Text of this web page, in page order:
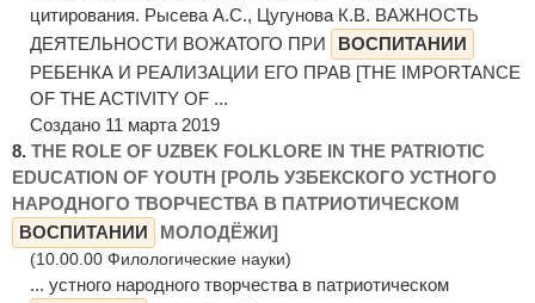
цитирования. Рысева А.С., Цугунова К.В. ВАЖНОСТЬ
ДЕЯТЕЛЬНОСТИ ВОЖАТОГО ПРИ
ВОСПИТАНИИ
РЕБЕНКА И РЕАЛИЗАЦИИ ЕГО ПРАВ [THE IMPORTANCE
OF THE ACTIVITY OF ...
Создано 11 марта 2019
8. THE ROLE OF UZBEK FOLKLORE IN THE PATRIOTIC
EDUCATION OF YOUTH [РОЛЬ УЗБЕКСКОГО УСТНОГО
НАРОДНОГО ТВОРЧЕСТВА В ПАТРИОТИЧЕСКОМ
ВОСПИТАНИИ
МОЛОДЁЖИ]
(10.00.00 Филологические науки)
... устного народного творчества в патриотическом